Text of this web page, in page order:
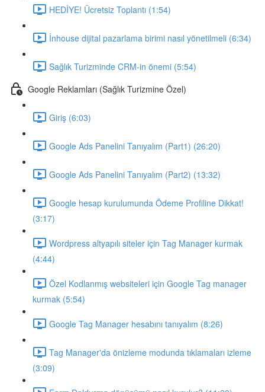
HEDİYE! Ücretsiz Toplantı (1:54)
İnhouse dijital pazarlama birimi nasıl yönetilmeli (6:34)
Sağlık Turizminde CRM-in önemi (5:54)
Google Reklamları (Sağlık Turizmine Özel)
Giriş (6:03)
Google Ads Panelini Tanıyalım (Part1) (26:20)
Google Ads Panelini Tanıyalım (Part2) (13:32)
Google hesap kurulumunda Ödeme Profiline Dikkat!
(3:17)
Wordpress altyapılı siteler için Tag Manager kurmak
(4:44)
Özel Kodlanmış websiteleri için Google Tag manager
kurmak (5:54)
Google Tag Manager hesabını tanıyalım (8:26)
Tag Manager'da önizleme modunda tıklamaları izleme
(3:09)